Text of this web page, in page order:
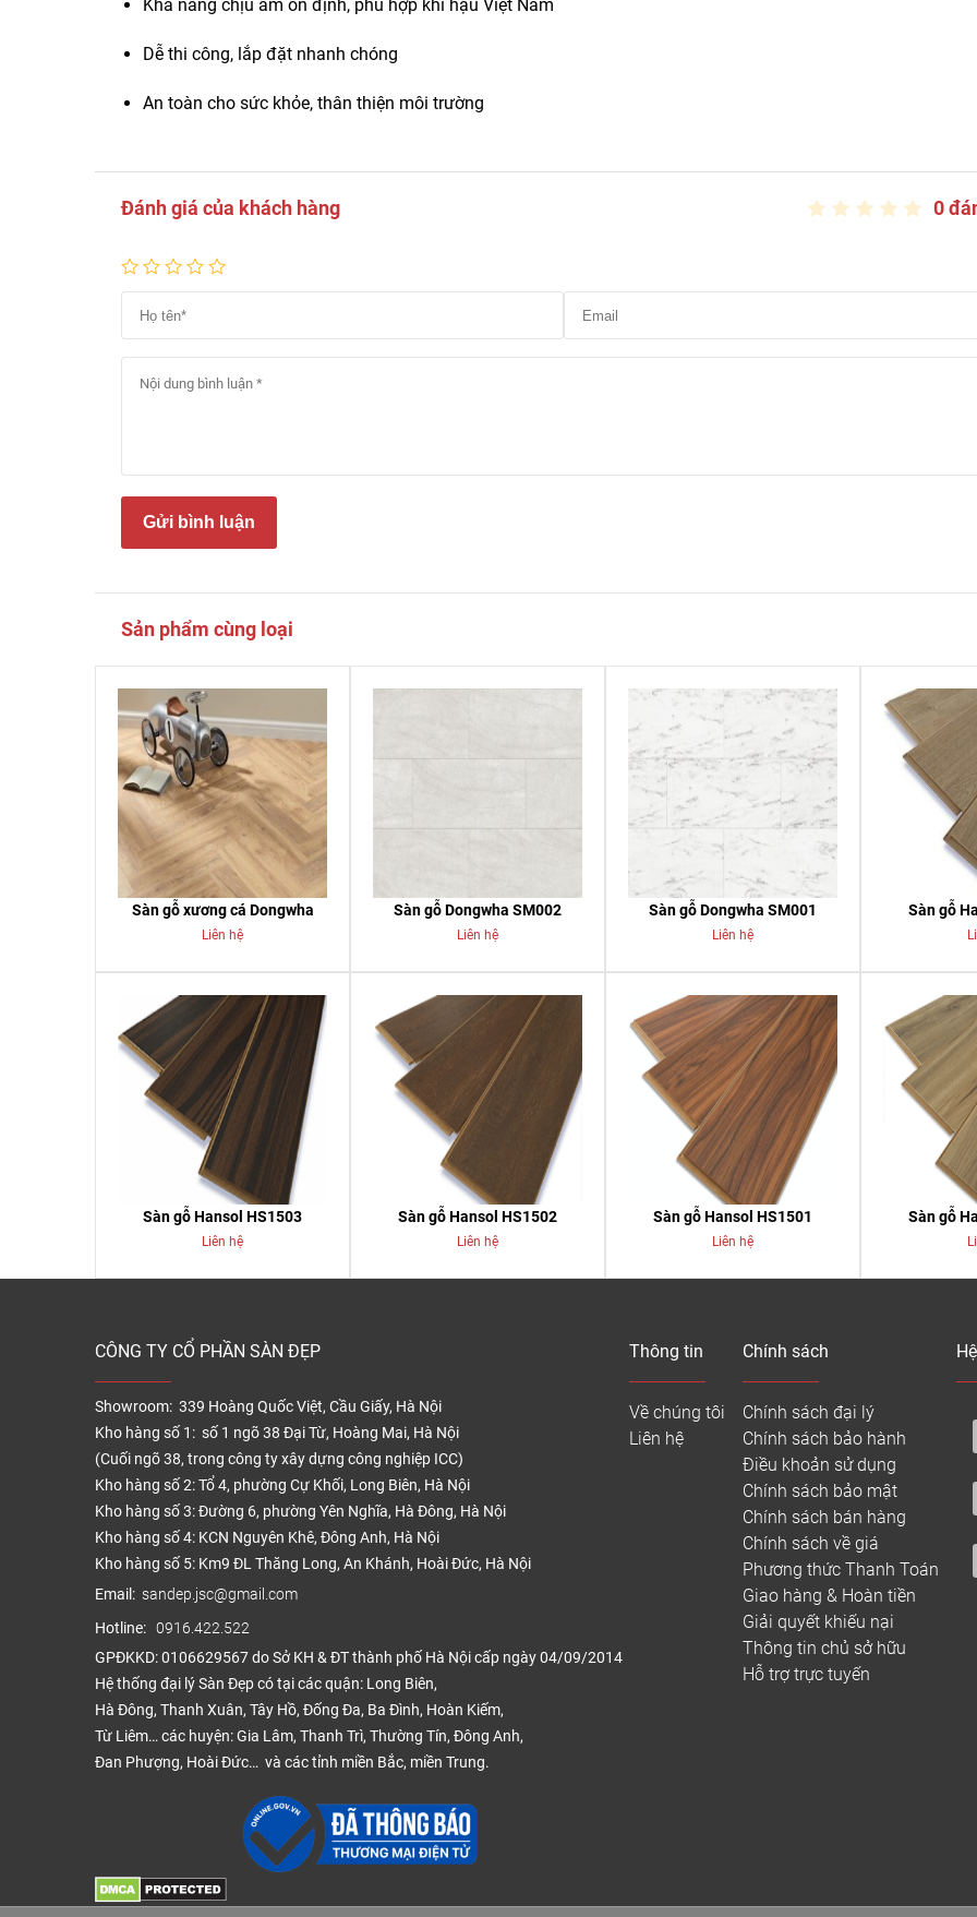
Khả năng chịu ẩm ổn định, phù hợp khí hậu Việt Nam
Dễ thi công, lắp đặt nhanh chóng
An toàn cho sức khỏe, thân thiện môi trường
Đánh giá của khách hàng 0
Gửi bình luận
Sản phẩm cùng loại
Sàn gỗ xương cá Dongwha
Liên hệ
Sàn gỗ Dongwha SM002
Liên hệ
Sàn gỗ Dongwha SM001
Liên hệ
Sàn gỗ
Sàn gỗ Hansol HS1503
Liên hệ
Sàn gỗ Hansol HS1502
Liên hệ
Sàn gỗ Hansol HS1501
Liên hệ
Sàn gỗ
CÔNG TY CỔ PHẦN SÀN ĐẸP
Showroom: 339 Hoàng Quốc Việt, Cầu Giấy, Hà Nội
Kho hàng số 1: số 1 ngõ 38 Đại Từ, Hoàng Mai, Hà Nội
(Cuối ngõ 38, trong công ty xây dựng công nghiệp ICC)
Kho hàng số 2: Tổ 4, phường Cự Khối, Long Biên, Hà Nội
Kho hàng số 3: Đường 6, phường Yên Nghĩa, Hà Đông, Hà Nội
Kho hàng số 4: KCN Nguyên Khê, Đông Anh, Hà Nội
Kho hàng số 5: Km9 ĐL Thăng Long, An Khánh, Hoài Đức, Hà Nội
Email: sandep.jsc@gmail.com
Hotline: 0916.422.522
GPĐKKD: 0106629567 do Sở KH & ĐT thành phố Hà Nội cấp ngày 04/09/2014
Hệ thống đại lý Sàn Đẹp có tại các quận: Long Biên,
Hà Đông, Thanh Xuân, Tây Hồ, Đống Đa, Ba Đình, Hoàn Kiếm,
Từ Liêm… các huyện: Gia Lâm, Thanh Trì, Thường Tín, Đông Anh,
Đan Phượng, Hoài Đức… và các tỉnh miền Bắc, miền Trung.
Thông tin
Về chúng tôi
Liên hệ
Chính sách
Chính sách đại lý
Chính sách bảo hành
Điều khoản sử dụng
Chính sách bảo mật
Chính sách bán hàng
Chính sách về giá
Phương thức Thanh Toán
Giao hàng & Hoàn tiền
Giải quyết khiếu nại
Thông tin chủ sở hữu
Hỗ trợ trực tuyến